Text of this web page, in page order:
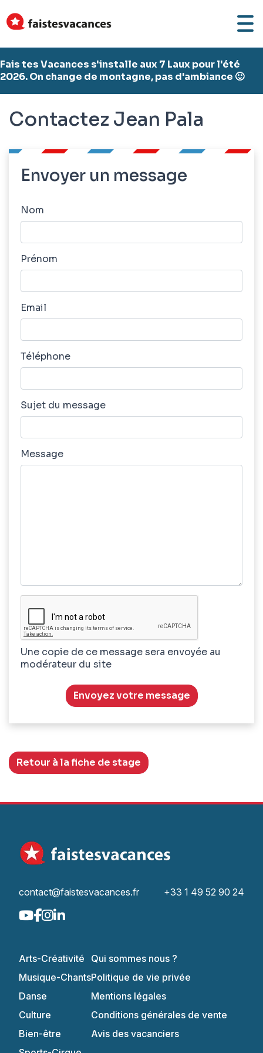
Fais tes Vacances s'installe aux 7 Laux pour l'été
2026. On change de montagne, pas d'ambiance 🙂
Contactez Jean Pala
Envoyer un message
Nom
Prénom
Email
Téléphone
Sujet du message
Message
Une copie de ce message sera envoyée au
modérateur du site
Envoyez votre message
Retour à la fiche de stage
contact@faistesvacances.fr +33 1 49 52 90 24
Arts-Créativité
Musique-Chants
Danse
Culture
Bien-être
Qui sommes nous ?
Politique de vie privée
Mentions légales
Conditions générales de vente
Avis des vacanciers